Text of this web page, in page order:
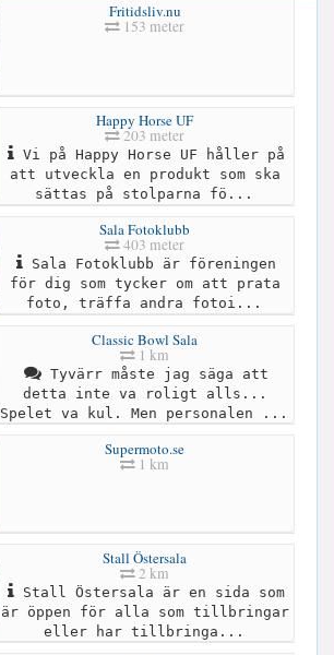
Fritidsliv.nu
153 meter
Happy Horse UF
203 meter
Vi på Happy Horse UF håller på
att utveckla en produkt som ska
sättas på stolparna fö...
Sala Fotoklubb
403 meter
Sala Fotoklubb är föreningen
för dig som tycker om att prata
foto, träffa andra fotoi...
Classic Bowl Sala
1 km
Tyvärr måste jag säga att
detta inte va roligt alls...
Spelet va kul. Men personalen ...
Supermoto.se
1 km
Stall Östersala
2 km
Stall Östersala är en sida som
är öppen för alla som tillbringar
eller har tillbringa...